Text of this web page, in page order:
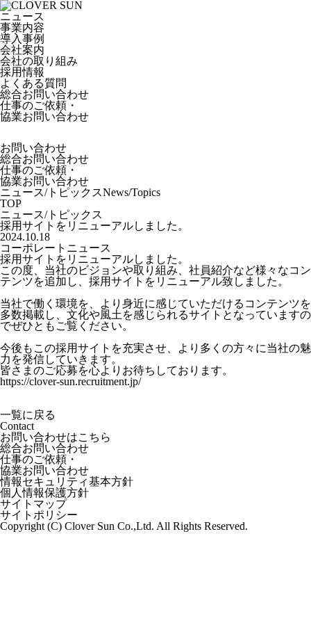
ニュース
事業内容
導入事例
会社案内
会社の取り組み
採用情報
よくある質問
総合お問い合わせ
仕事のご依頼・
協業お問い合わせ
お問い合わせ
総合お問い合わせ
仕事のご依頼・
協業お問い合わせ
ニュース/トピックスNews/Topics
TOP
ニュース/トピックス
採用サイトをリニューアルしました。
2024.10.18
コーポレートニュース
採用サイトをリニューアルしました。
この度、当社のビジョンや取り組み、社員紹介など様々なコン
テンツを追加し、採用サイトをリニューアル致しました。
当社で働く環境を、より身近に感じていただけるコンテンツを
多数掲載し、文化や風土を感じられるサイトとなっていますの
でぜひともご覧ください。
今後もこの採用サイトを充実させ、より多くの方々に当社の魅
力を発信していきます。
皆さまのご応募を心よりお待ちしております。
https://clover-sun.recruitment.jp/
一覧に戻る
Contact
お問い合わせはこちら
総合お問い合わせ
仕事のご依頼・
協業お問い合わせ
情報セキュリティ基本方針
個人情報保護方針
サイトマップ
サイトポリシー
Copyright (C) Clover Sun Co.,Ltd. All Rights Reserved.